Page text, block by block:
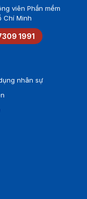
viên Phần mềm
Chí Minh
1991
nhân sự